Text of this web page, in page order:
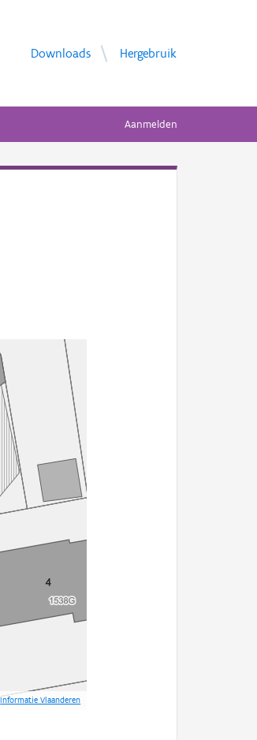
Downloads Hergebruik
Aanmelden
Informatie Vlaanderen